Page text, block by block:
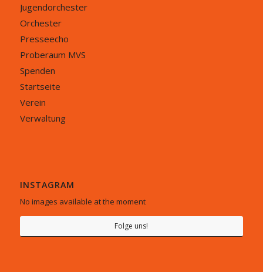
Jugendorchester
Orchester
Presseecho
Proberaum MVS
Spenden
Startseite
Verein
Verwaltung
INSTAGRAM
No images available at the moment
Folge uns!